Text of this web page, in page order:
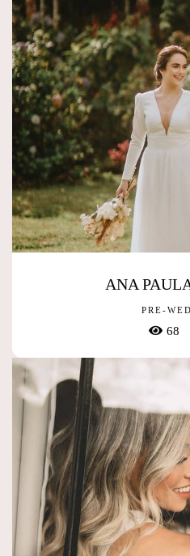
ANA
PRE-
68